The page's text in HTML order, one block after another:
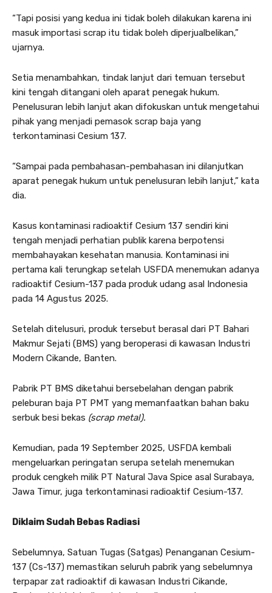
“Tapi posisi yang kedua ini tidak boleh dilakukan karena ini
masuk importasi scrap itu tidak boleh diperjualbelikan,”
ujarnya.
Setia menambahkan, tindak lanjut dari temuan tersebut
kini tengah ditangani oleh aparat penegak hukum.
Penelusuran lebih lanjut akan difokuskan untuk mengetahui
pihak yang menjadi pemasok scrap baja yang
terkontaminasi Cesium 137.
“Sampai pada pembahasan-pembahasan ini dilanjutkan
aparat penegak hukum untuk penelusuran lebih lanjut,” kata
dia.
Kasus kontaminasi radioaktif Cesium 137 sendiri kini
tengah menjadi perhatian publik karena berpotensi
membahayakan kesehatan manusia. Kontaminasi ini
pertama kali terungkap setelah USFDA menemukan adanya
radioaktif Cesium-137 pada produk udang asal Indonesia
pada 14 Agustus 2025.
Setelah ditelusuri, produk tersebut berasal dari PT Bahari
Makmur Sejati (BMS) yang beroperasi di kawasan Industri
Modern Cikande, Banten.
Pabrik PT BMS diketahui bersebelahan dengan pabrik
peleburan baja PT PMT yang memanfaatkan bahan baku
serbuk besi bekas (scrap metal).
Kemudian, pada 19 September 2025, USFDA kembali
mengeluarkan peringatan serupa setelah menemukan
produk cengkeh milik PT Natural Java Spice asal Surabaya,
Jawa Timur, juga terkontaminasi radioaktif Cesium-137.
Diklaim Sudah Bebas Radiasi
Sebelumnya, Satuan Tugas (Satgas) Penanganan Cesium-
137 (Cs-137) memastikan seluruh pabrik yang sebelumnya
terpapar zat radioaktif di kawasan Industri Cikande,